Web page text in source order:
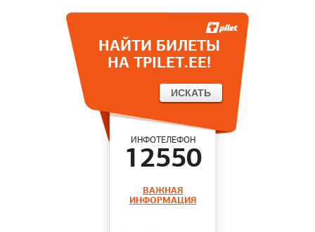
НАЙТИ БИЛЕТЫ
НА TPILET.EE!
ИНФОТЕЛЕФОН
12550
ВАЖНАЯ
ИНФОРМАЦИЯ